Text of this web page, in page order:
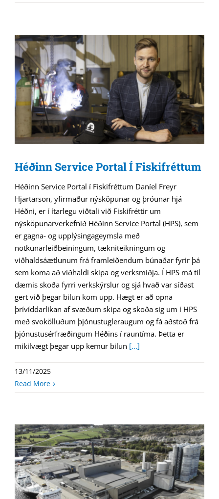
Héðinn Service Portal Í Fiskifréttum
Héðinn Service Portal í Fiskifréttum Daníel Freyr
Hjartarson, yfirmaður nýsköpunar og þróunar hjá
Héðni, er í ítarlegu viðtali við Fiskifréttir um
nýsköpunarverkefnið Héðinn Service Portal (HPS), sem
er gagna- og upplýsingageymsla með
notkunarleiðbeiningum, tækniteikningum og
viðhaldsáætlunum frá framleiðendum búnaðar fyrir þá
sem koma að viðhaldi skipa og verksmiðja. Í HPS má til
dæmis skoða fyrri verkskýrslur og sjá hvað var síðast
gert við þegar bilun kom upp. Hægt er að opna
þrívíddarlíkan af svæðum skipa og skoða sig um í HPS
með svokölluðum þjónustugleraugum og fá aðstoð frá
þjónustusérfræðingum Héðins í rauntíma. Þetta er
mikilvægt þegar upp kemur bilun [...]
13/11/2025
Read More